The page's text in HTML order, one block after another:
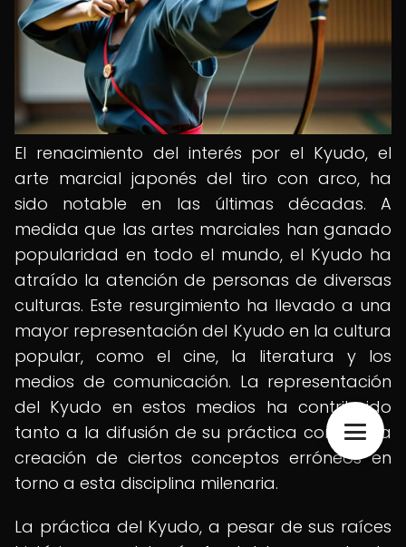
El renacimiento del interés por el Kyudo, el
arte marcial japonés del tiro con arco, ha
sido notable en las últimas décadas. A
medida que las artes marciales han ganado
popularidad en todo el mundo, el Kyudo ha
atraído la atención de personas de diversas
culturas. Este resurgimiento ha llevado a una
mayor representación del Kyudo en la cultura
popular, como el cine, la literatura y los
medios de comunicación. La representación
del Kyudo en estos medios ha contribuido
tanto a la difusión de su práctica como a la
creación de ciertos conceptos erróneos en
torno a esta disciplina milenaria.
La práctica del Kyudo, a pesar de sus raíces